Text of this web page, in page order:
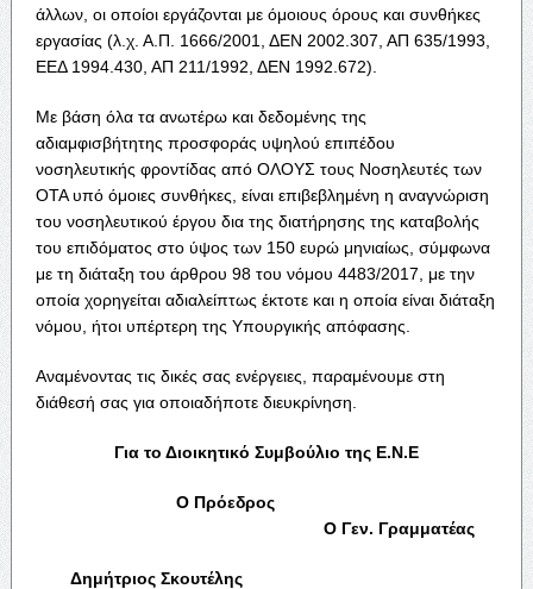
άλλων, οι οποίοι εργάζονται με όμοιους όρους και συνθήκες
εργασίας (λ.χ. Α.Π. 1666/2001, ΔΕΝ 2002.307, ΑΠ 635/1993,
ΕΕΔ 1994.430, ΑΠ 211/1992, ΔΕΝ 1992.672).
Με βάση όλα τα ανωτέρω και δεδομένης της
αδιαμφισβήτητης προσφοράς υψηλού επιπέδου
νοσηλευτικής φροντίδας από ΟΛΟΥΣ τους Νοσηλευτές των
ΟΤΑ υπό όμοιες συνθήκες, είναι επιβεβλημένη η αναγνώριση
του νοσηλευτικού έργου δια της διατήρησης της καταβολής
του επιδόματος στο ύψος των 150 ευρώ μηνιαίως, σύμφωνα
με τη διάταξη του άρθρου 98 του νόμου 4483/2017, με την
οποία χορηγείται αδιαλείπτως έκτοτε και η οποία είναι διάταξη
νόμου, ήτοι υπέρτερη της Υπουργικής απόφασης.
Αναμένοντας τις δικές σας ενέργειες, παραμένουμε στη
διάθεσή σας για οποιαδήποτε διευκρίνηση.
Για το Διοικητικό Συμβούλιο της Ε.Ν.Ε
Ο Πρόεδρος
Ο Γεν. Γραμματέας
Δημήτριος Σκουτέλης